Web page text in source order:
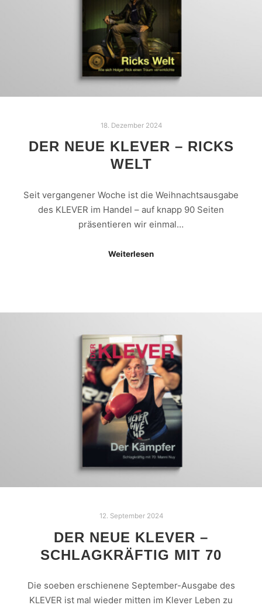
18. Dezember 2024
DER NEUE KLEVER – RICKS
WELT
Seit vergangener Woche ist die Weihnachtsausgabe
des KLEVER im Handel – auf knapp 90 Seiten
präsentieren wir einmal…
Weiterlesen
12. September 2024
DER NEUE KLEVER –
SCHLAGKRÄFTIG MIT 70
Die soeben erschienene September-Ausgabe des
KLEVER ist mal wieder mitten im Klever Leben zu